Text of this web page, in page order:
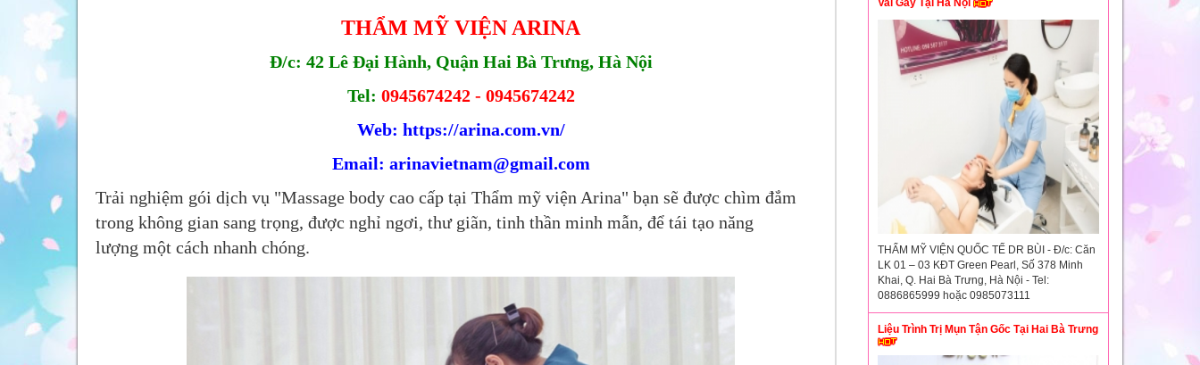
THẨM MỸ VIỆN ARINA
Đ/c: 42 Lê Đại Hành, Quận Hai Bà Trưng, Hà Nội
Tel: 0945674242- 0945674242
Web: https://arina.com.vn/
Email: arinavietnam@gmail.com
Trải nghiệm gói dịch vụ "Massage body cao cấp tại Thẩm mỹ viện Arina" bạn sẽ được chìm đắm
trong không gian sang trọng, được nghỉ ngơi, thư giãn, tinh thần minh mẫn, để tái tạo năng
lượng một cách nhanh chóng.
Vai Gáy Tại Hà Nội
THẨM MỸ VIỆN QUỐC TẾ DR BÙI - Đ/c: Căn
LK 01 – 03 KĐT Green Pearl, Số 378 Minh
Khai, Q. Hai Bà Trưng, Hà Nội - Tel:
0886865999 hoặc 0985073111
Liệu Trình Trị Mụn Tận Gốc Tại Hai Bà Trưng